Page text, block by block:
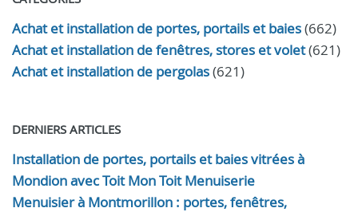
Achat et installation de portes, portails et baies(662)
Achat et installation de fenêtres, stores et volet(621)
Achat et installation de pergolas(621)
DERNIERS ARTICLES
Installation de portes, portails et baies vitrées à
Mondion avec Toit Mon Toit Menuiserie
Menuisier à Montmorillon : portes, fenêtres,